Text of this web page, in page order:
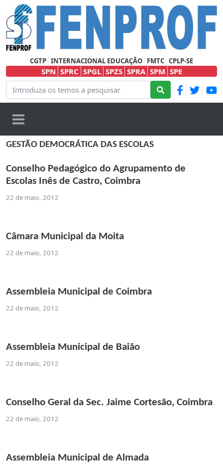
CGTP INTERNACIONAL EDUCAÇÃO FMTC CPLP-SE
SPN SPRC SPGL SPZS SPRA SPM SPE
GESTÃO DEMOCRÁTICA DAS ESCOLAS
Conselho Pedagógico do Agrupamento de
Escolas Inês de Castro, Coimbra
22 de maio, 2012
Câmara Municipal da Moita
22 de maio, 2012
Assembleia Municipal de Coimbra
22 de maio, 2012
Assembleia Municipal de Baião
22 de maio, 2012
Conselho Geral da Sec. Jaime Cortesão, Coimbra
22 de maio, 2012
Assembleia Municipal de Almada